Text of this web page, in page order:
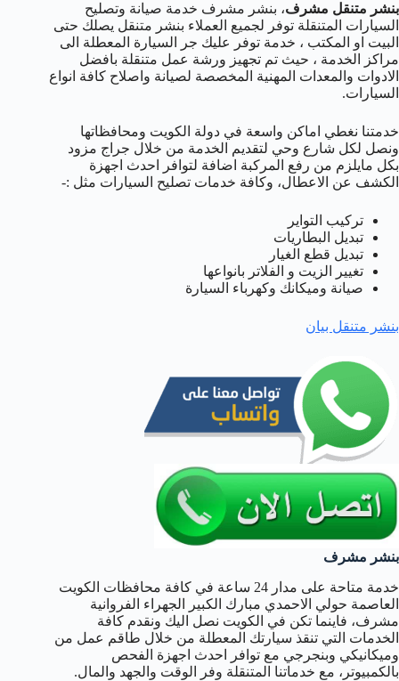
بنشر متنقل مشرف، بنشر مشرف خدمة صيانة وتصليح
السيارات المتنقلة توفر لجميع العملاء بنشر متنقل يصلك حتى
البيت او المكتب ، خدمة توفر عليك جر السيارة المعطلة الى
مراكز الخدمة ، حيث تم تجهيز ورشة عمل متنقلة بافضل
الادوات والمعدات المهنية المخصصة لصيانة واصلاح كافة انواع
السيارات.
خدمتنا نغطي اماكن واسعة في دولة الكويت ومحافظاتها
ونصل لكل شارع وحي لتقديم الخدمة من خلال جراج مزود
بكل مايلزم من رفع المركبة اضافة لتوافر احدث اجهزة
الكشف عن الاعطال، وكافة خدمات تصليح السيارات مثل :-
تركيب التواير
تبديل البطاريات
تبديل قطع الغيار
تغيير الزيت و الفلاتر بانواعها
صيانة وميكانك وكهرباء السيارة
بنشر متنقل بيان
بنشر مشرف
خدمة متاحة على مدار 24 ساعة في كافة محافظات الكويت
العاصمة حولي الاحمدي مبارك الكبير الجهراء الفروانية
مشرف، فاينما تكن في الكويت نصل اليك ونقدم كافة
الخدمات التي تنقذ سيارتك المعطلة من خلال طاقم عمل من
وميكانيكي وبنجرجي مع توافر احدث اجهزة الفحص
بالكمبيوتر، مع خدماتنا المتنقلة وفر الوقت والجهد والمال.